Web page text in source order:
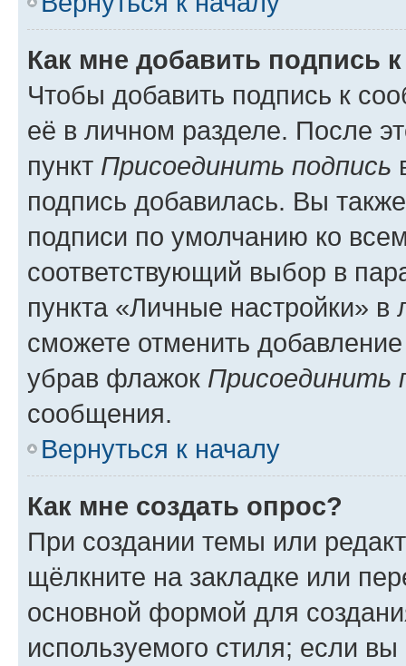
Как мне добавить подпись
Чтобы добавить подпись к
её в личном разделе. После
пункт Присоединить подпись
подпись добавилась. Вы
подписи по умолчанию ко
соответствующий выбор в
пункта «Личные настройки»
сможете отменить
убрав флажок Присоединить
сообщения.
Вернуться к началу
Как мне создать опрос?
При создании темы или
щёлкните на закладке или
основной формой для
используемого стиля; если